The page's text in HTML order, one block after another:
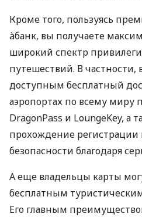
Кроме того, пользуясь
àбанк, вы получаете
широкий спектр
путешествий. В частности,
доступным бесплатный
аэропортах по всему миру
DragonPass и LoungeKey, а
прохождение
безопасности благодаря
А еще владельцы карты
бесплатным
Его главным